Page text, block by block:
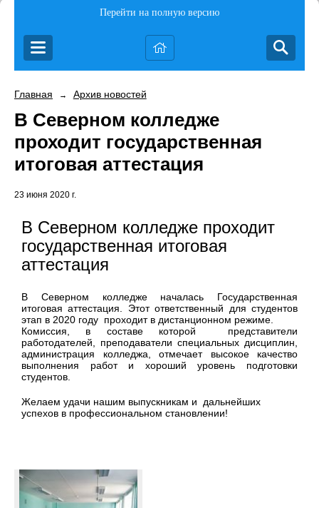
Перейти на полную версию
Главная → Архив новостей
В Северном колледже
проходит государственная
итоговая аттестация
23 июня 2020 г.
В Северном колледже проходит
государственная итоговая
аттестация
В Северном колледже началась Государственная
итоговая аттестация. Этот ответственный для студентов
этап в 2020 году проходит в дистанционном режиме.
Комиссия, в составе которой представители
работодателей, преподаватели специальных дисциплин,
администрация колледжа, отмечает высокое качество
выполнения работ и хороший уровень подготовки
студентов.
Желаем удачи нашим выпускникам и дальнейших
успехов в профессиональном становлении!